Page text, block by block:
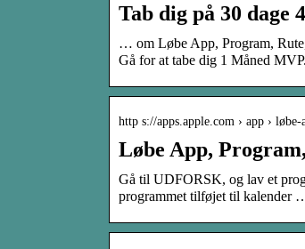
Tab dig på 30 dage
… om Løbe App, Program,
Gå for at tabe dig 1 Måned MVP.
http s://apps.apple.com › app ›
Løbe App,
Gå til UDFORSK, og lav et
programmet tilføjet til kalender